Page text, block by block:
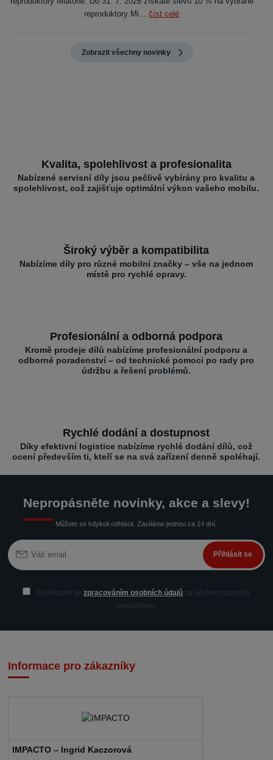
reproduktory Mi...číst celé
Zobrazit všechny novinky
Kvalita, spolehlivost a profesionalita
Nabízené servisní díly jsou pečlivě vybírány pro kvalitu a
spolehlivost, což zajišťuje optimální výkon vašeho mobilu.
Široký výběr a kompatibilita
Nabízíme díly pro různé mobilní značky – vše na jednom
místě pro rychlé opravy.
Profesionální a odborná podpora
Kromě prodeje dílů nabízíme profesionální podporu a
odborné poradenství – od technické pomoci po rady pro
údržbu a řešení problémů.
Rychlé dodání a dostupnost
Díky efektivní logistice nabízíme rychlé dodání dílů, což
ocení především ti, kteří se na svá zařízení denně spoléhají.
Nepropásněte novinky, akce a slevy!
Můžete se kdykoli odhlásit. Zasíláme jednou za 14 dní.
Přihlásit se
Souhlasím sezpracováním osobních údajů za účelem rozesílky
newsletteru.
Informace pro zákazníky
IMPACTO – Ingrid Kaczorová